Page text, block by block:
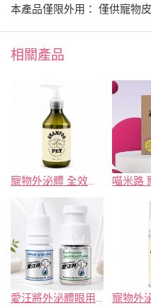
本產品僅限外用： 僅供寵物
相關產品
寵物外泌體 全效舒緩洗毛精
愛汪將外泌體眼用保養液